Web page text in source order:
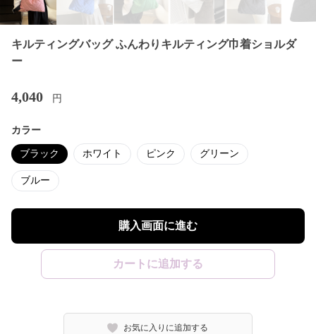
キルティングバッグ ふんわりキルティング巾着ショルダ
ー
4,040 円
カラー
ブラック ホワイト ピンク グリーン
ブルー
購入画面に進む
カートに追加する
お気に入りに追加する